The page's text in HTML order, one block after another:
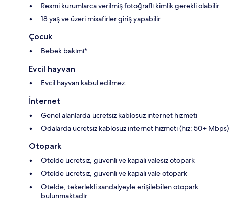
Resmi kurumlarca verilmiş fotoğraflı kimlik gerekli olabilir
18 yaş ve üzeri misafirler giriş yapabilir.
Çocuk
Bebek bakımı*
Evcil hayvan
Evcil hayvan kabul edilmez.
İnternet
Genel alanlarda ücretsiz kablosuz internet hizmeti
Odalarda ücretsiz kablosuz internet hizmeti (hız: 50+ Mbps)
Otopark
Otelde ücretsiz, güvenli ve kapalı valesiz otopark
Otelde ücretsiz, güvenli ve kapalı vale otopark
Otelde, tekerlekli sandalyeyle erişilebilen otopark
bulunmaktadır